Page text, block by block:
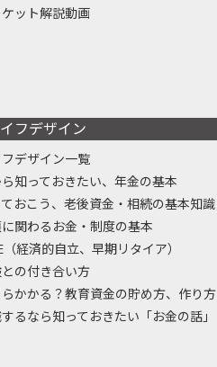
ット解説動画
フデザイン
デザイン一覧
知っておきたい、年金の基本
おこう、老後資金・相続の基本知識
関わるお金・制度の基本
（経済的自立、早期リタイア）
の付き合い方
かかる？教育資金の貯め方、作り方
るなら知っておきたい「お金の話」